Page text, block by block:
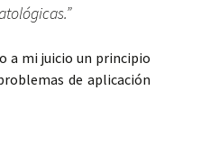
a mi juicio un principio
de aplicación